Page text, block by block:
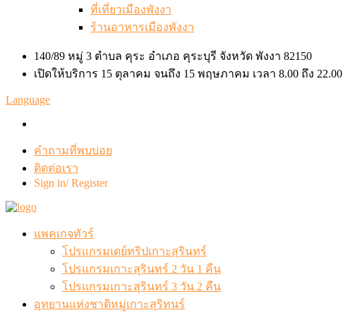
ที่เที่ยวเมืองพังงา
ร้านอาหารเมืองพังงา
140/89 หมู่ 3 ตำบล คุระ อำเภอ คุระบุรี จังหวัด พังงา 82150
เปิดให้บริการ 15 ตุลาคม จนถึง 15 พฤษภาคม เวลา 8.00 ถึง 22.00
Language
คำถามที่พบบ่อย
ติดต่อเรา
Sign in/ Register
แพคเกจทัวร์
โปรแกรมเดย์ทริปเกาะสุรินทร์
โปรแกรมเกาะสุรินทร์ 2 วัน 1 คืน
โปรแกรมเกาะสุรินทร์ 3 วัน 2 คืน
อุทยานแห่งชาติหมู่เกาะสุริทนร์